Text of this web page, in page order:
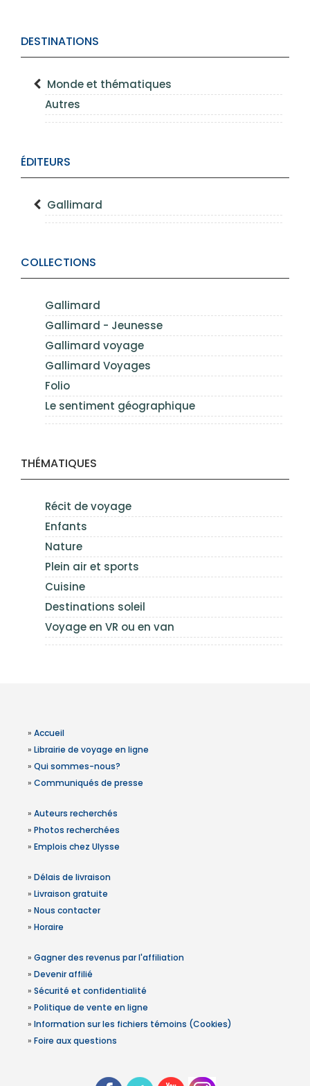
DESTINATIONS
Monde et thématiques
Autres
ÉDITEURS
Gallimard
COLLECTIONS
Gallimard
Gallimard - Jeunesse
Gallimard voyage
Gallimard Voyages
Folio
Le sentiment géographique
THÉMATIQUES
Récit de voyage
Enfants
Nature
Plein air et sports
Cuisine
Destinations soleil
Voyage en VR ou en van
» Accueil
» Librairie de voyage en ligne
» Qui sommes-nous?
» Communiqués de presse
» Auteurs recherchés
» Photos recherchées
» Emplois chez Ulysse
» Délais de livraison
» Livraison gratuite
» Nous contacter
» Horaire
» Gagner des revenus par l'affiliation
» Devenir affilié
» Sécurité et confidentialité
» Politique de vente en ligne
» Information sur les fichiers témoins (Cookies)
» Foire aux questions